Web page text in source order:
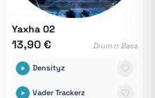
Yaxha 02
13,90 € Drum n Bass
Densityz
Vader Trackerz